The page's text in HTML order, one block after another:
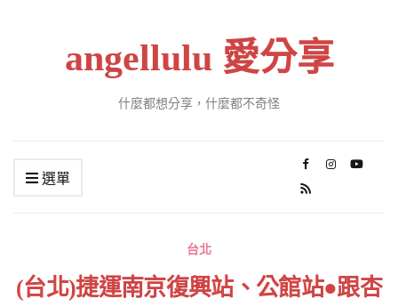
angellulu 愛分享
什麼都想分享，什麼都不奇怪
選單
台北
(台北)捷運南京復興站、公館站●跟杏